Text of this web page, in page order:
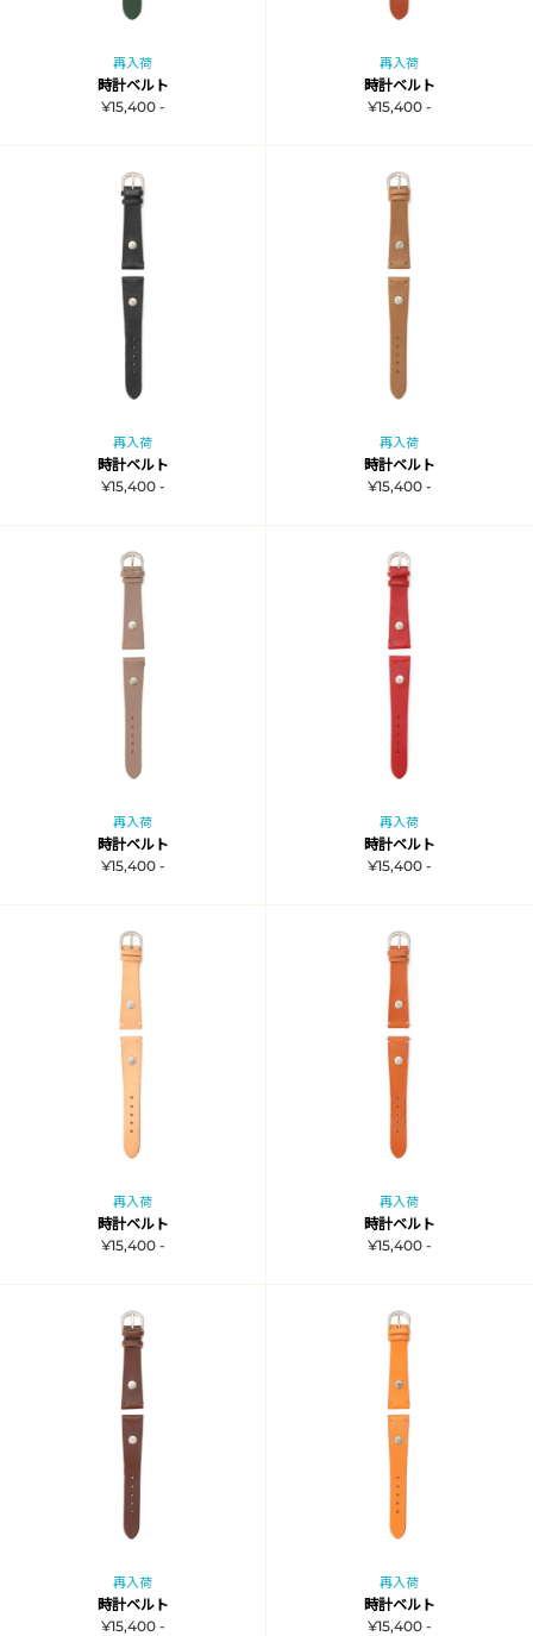
再入荷
時計ベルト
¥15,400 -
再入荷
時計ベルト
¥15,400 -
再入荷
時計ベルト
¥15,400 -
再入荷
時計ベルト
¥15,400 -
再入荷
時計ベルト
¥15,400 -
再入荷
時計ベルト
¥15,400 -
再入荷
時計ベルト
¥15,400 -
再入荷
時計ベルト
¥15,400 -
再入荷
時計ベルト
¥15,400 -
再入荷
時計ベルト
¥15,400 -